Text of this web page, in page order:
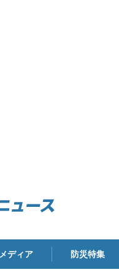
メディア 防災特集